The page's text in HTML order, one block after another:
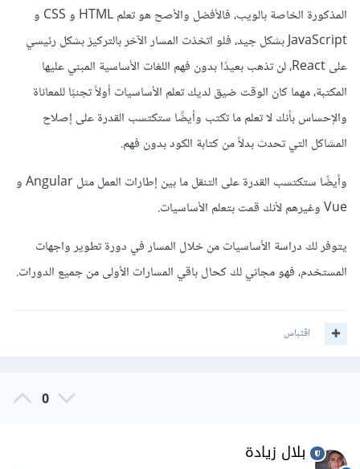
المذكورة الخاصة بالويب، فالأفضل والأصح هو تعلم HTML و CSS و
JavaScript بشكل جيد، فلو اتخذت المسار الآخر بالتركيز بشكل رئيسي
على React، لن تذهب بعيدًا بدون فهم اللغات الأساسية المبني عليها
المكتبة، مهما كان الوقت ضيق لديك تعلم الأساسيات أولاً تجنبًا للمعاناة
والإحساس بأنك لا تعلم ما تكتب وأيضًا ستكتسب القدرة على إصلاح
المشاكل التي تحدث بدلاً من كتابة الكود بدون فهم.
وأيضًا ستكتسب القدرة على التنقل ما بين إطارات العمل مثل Angular و
Vue وغيرهم لأنك قمت بتعلم الأساسيات.
يتوفر لك دراسة الأساسيات من خلال المسار في دورة تطوير واجهات
المستخدم، فهو مجاني لك كحال باقي المسارات الأولى من جميع الدورات.
اقتباس
0
بلال زيادة